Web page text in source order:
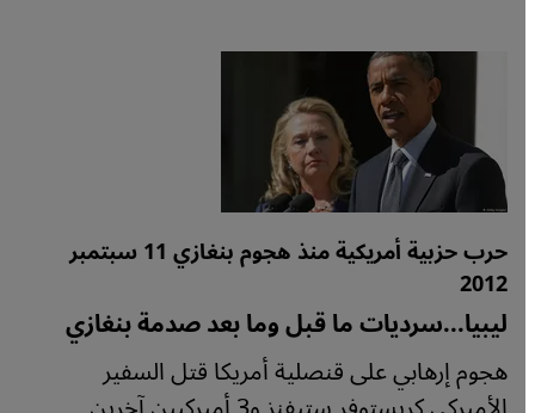
حرب حزبية أمريكية منذ هجوم بنغازي 11 سبتمبر
2012
ليبيا...سرديات ما قبل وما بعد صدمة بنغازي
هجوم إرهابي على قنصلية أمريكا قتل السفير